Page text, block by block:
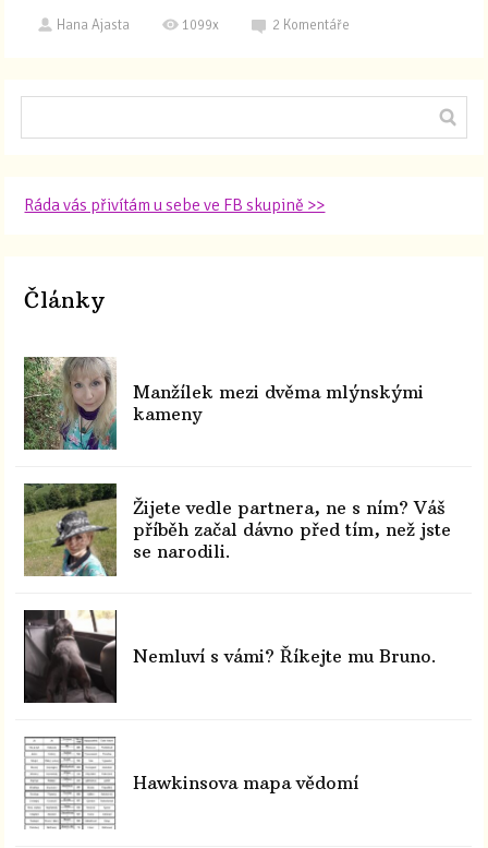
Hana Ajasta 1099x 2 Komentáře
Ráda vás přivítám u sebe ve FB skupině >>
Články
Manžílek mezi dvěma mlýnskými
kameny
Žijete vedle partnera, ne s ním? Váš
příběh začal dávno před tím, než jste
se narodili.
Nemluví s vámi? Říkejte mu Bruno.
Hawkinsova mapa vědomí